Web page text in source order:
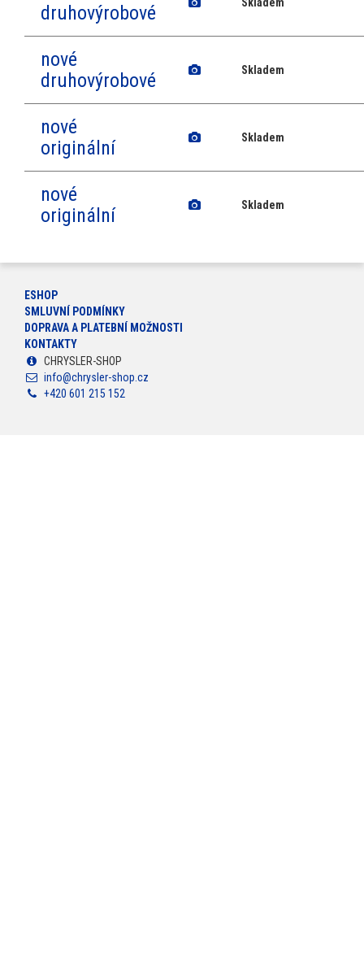
druhovýrobové
nové
druhovýrobové
Skladem
nové
originální
Skladem
nové
originální
Skladem
ESHOP
SMLUVNÍ PODMÍNKY
DOPRAVA A PLATEBNÍ MOŽNOSTI
KONTAKTY
CHRYSLER-SHOP
info@chrysler-shop.cz
+420 601 215 152